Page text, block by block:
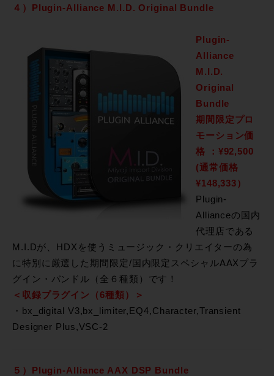
４）Plugin-Alliance M.I.D. Original Bundle
Plugin-
Alliance
M.I.D.
Original
Bundle
期間限定プロ
モーション価
格 ： ¥92,500
(通常価格
¥148,333）
Plugin-
Allianceの国内
代理店である
M.I.Dが、HDXを使うミュージック・クリエイターの為
に特別に厳選した期間限定/国内限定スペシャルAAXプラ
グイン・バンドル（全６種類）です！
＜収録プラグイン（6種類）＞
・bx_digital V3,bx_limiter,EQ4,Character,Transient
Designer Plus,VSC-2
５）Plugin-Alliance AAX DSP Bundle